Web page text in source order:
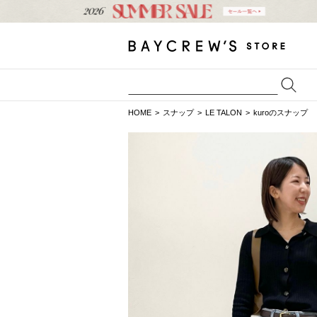
HOME スナップ LE TALON kuroのスナップ